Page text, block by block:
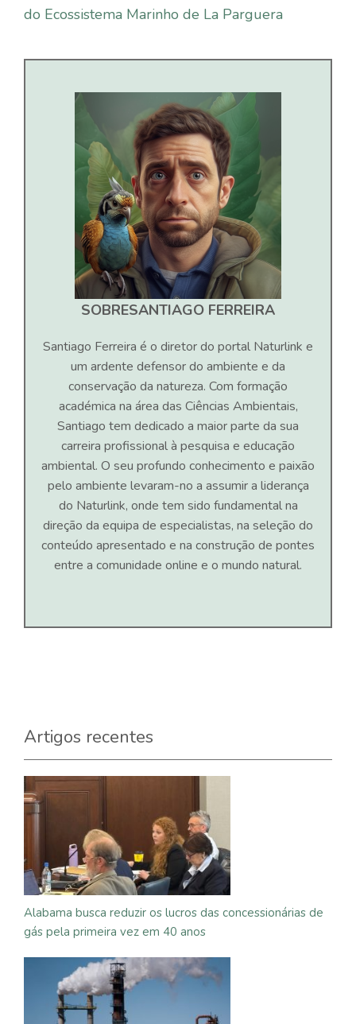
do Ecossistema Marinho de La Parguera
SOBRESANTIAGO FERREIRA
Santiago Ferreira é o diretor do portal Naturlink e
um ardente defensor do ambiente e da
conservação da natureza. Com formação
académica na área das Ciências Ambientais,
Santiago tem dedicado a maior parte da sua
carreira profissional à pesquisa e educação
ambiental. O seu profundo conhecimento e paixão
pelo ambiente levaram-no a assumir a liderança
do Naturlink, onde tem sido fundamental na
direção da equipa de especialistas, na seleção do
conteúdo apresentado e na construção de pontes
entre a comunidade online e o mundo natural.
Artigos recentes
Alabama busca reduzir os lucros das concessionárias de
gás pela primeira vez em 40 anos